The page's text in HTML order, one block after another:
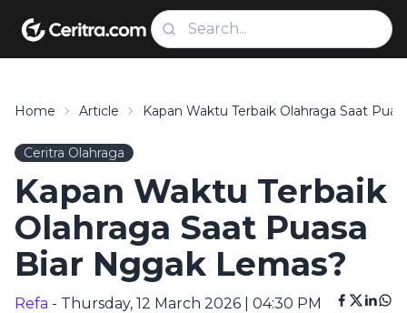
Home Article Kapan Waktu Terbaik Olahraga Saat
Ceritra Olahraga
Kapan Waktu Terbaik
Olahraga Saat Puasa
Biar Nggak Lemas?
Refa - Thursday, 12 March 2026 | 04:30 PM